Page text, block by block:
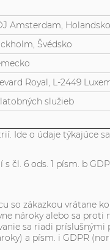
Amsterdam, Holandsko
Švédsko
Royal, L-2449
služieb
Ide o údaje týkajúce sa
čl. 6 ods. 1 písm. b
so zákazkou vrátane
nároky alebo sa proti
sa riadi
a písm. i GDPR